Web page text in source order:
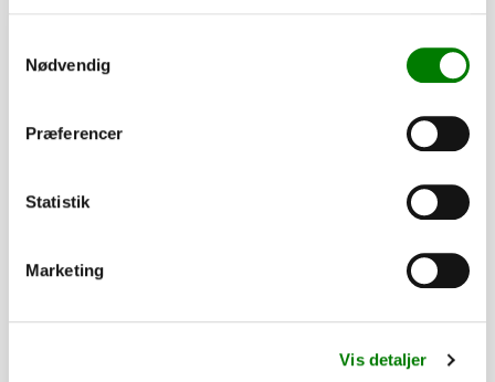
Nødvendig
Præferencer
Statistik
Marketing
Vis detaljer